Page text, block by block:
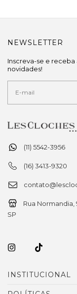
(11) 5542-3956
(16) 3413-9320
Rua Normandia,
SP
INSTITUCIONAL
NEWSLETTER
Inscreva-se e receba
novidades!